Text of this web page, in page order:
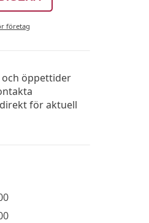
företag
och öppettider
för aktuell